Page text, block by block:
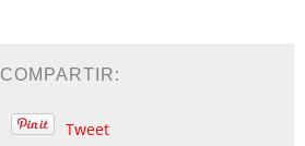
COMPARTIR:
Tweet